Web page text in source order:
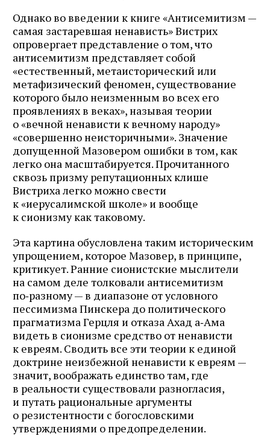
Однако во введении к книге «Антисемитизм —
самая застаревшая ненависть» Вистрих
опровергает представление о том, что
антисемитизм представляет собой
«естественный, метаисторический или
метафизический феномен, существование
которого было неизменным во всех его
проявлениях в веках», называя теории
о «вечной ненависти к вечному народу»
«совершенно неисторичными». Значение
допущенной Мазовером ошибки в том, как
легко она масштабируется. Прочитанного
сквозь призму репутационных клише
Вистриха легко можно свести
к «иерусалимской школе» и вообще
к сионизму как таковому.
Эта картина обусловлена таким историческим
упрощением, которое Мазовер, в принципе,
критикует. Ранние сионистские мыслители
на самом деле толковали антисемитизм
по‑разному — в диапазоне от условного
пессимизма Пинскера до политического
прагматизма Герцля и отказа Ахад а‑Ама
видеть в сионизме средство от ненависти
к евреям. Сводить все эти теории к единой
доктрине неизбежной ненависти к евреям —
значит, воображать единство там, где
в реальности существовали разногласия,
и путать рациональные аргументы
о резистентности с богословскими
утверждениями о предопределении.